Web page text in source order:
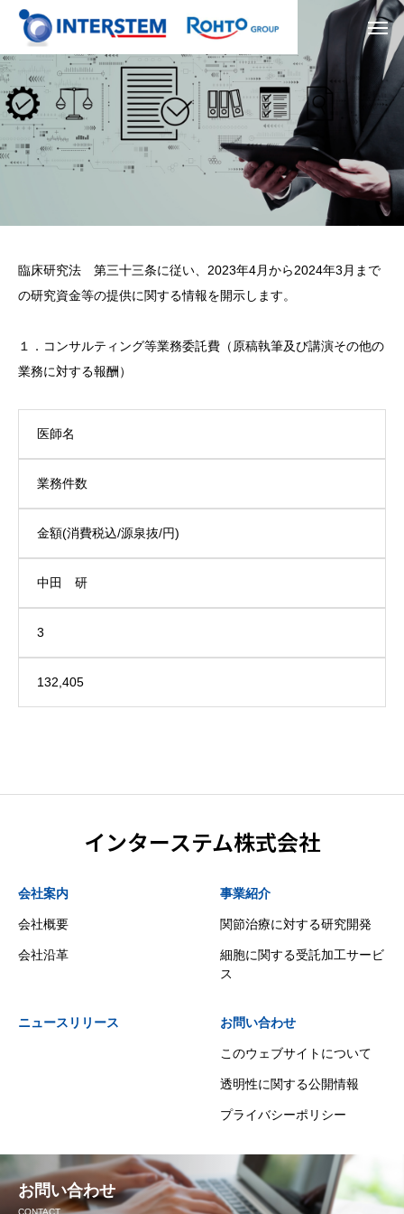
臨床研究法 第三十三条に従い、2023年4月から2024年3月まで
の研究資金等の提供に関する情報を開示します。
１．コンサルティング等業務委託費（原稿執筆及び講演その他の
業務に対する報酬）
医師名
業務件数
金額(消費税込/源泉抜/円)
中田 研
3
132,405
インターステム株式会社
会社案内
会社概要
会社沿革
事業紹介
関節治療に対する研究開発
細胞に関する受託加工サービ
ス
ニュースリリース お問い合わせ
このウェブサイトについて
透明性に関する公開情報
プライバシーポリシー
お問い合わせ
CONTACT